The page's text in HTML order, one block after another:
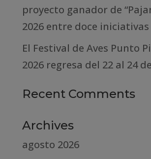
proyecto ganador de
2026 entre doce
El Festival de Aves Punto
2026 regresa del 22 al 24
Recent Comments
Archives
agosto 2026